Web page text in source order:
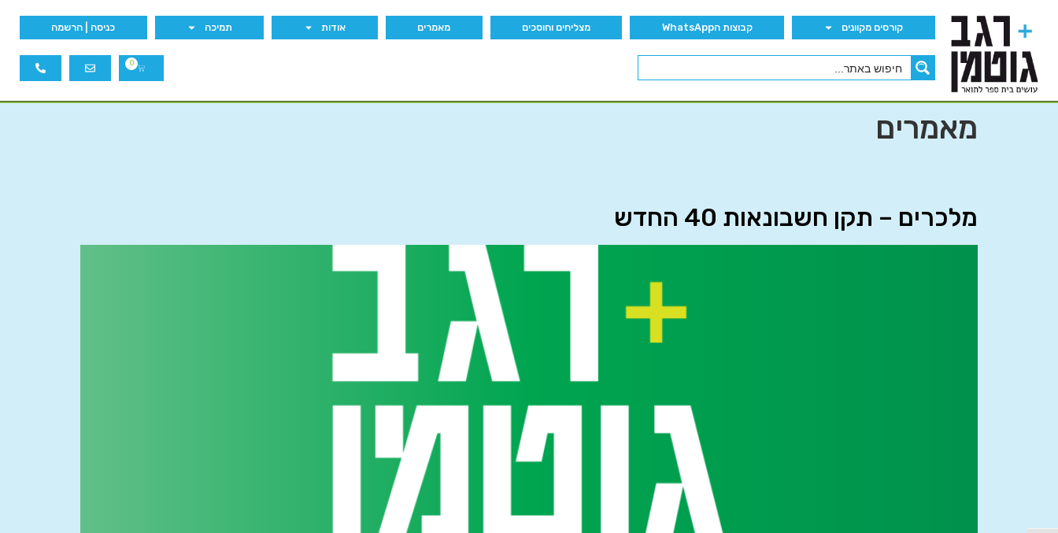
קורסים מקוונים קבוצות הWhatsApp מצליחים וחוסכים מאמרים אודות תמיכה כניסה | הרשמה
0
מאמרים
מלכרים – תקן חשבונאות 40 החדש